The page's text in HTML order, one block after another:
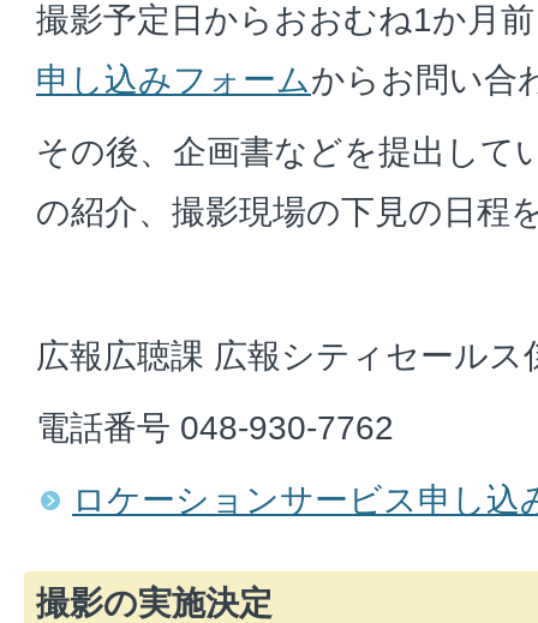
撮影予定日からおおむね1か月
申し込みフォームからお問い合
その後、企画書などを提出して
の紹介、撮影現場の下見の日程
広報広聴課 広報シティセールス
電話番号 048-930-7762
ロケーションサービス申し込
撮影の実施決定